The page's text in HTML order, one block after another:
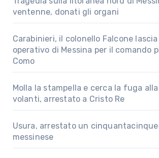
ventenne, donati gli organi
Carabinieri, il colonello Falcone
operativo di Messina per il comando
Como
Molla la stampella e cerca la fuga
volanti, arrestato a Cristo Re
Usura, arrestato un
messinese